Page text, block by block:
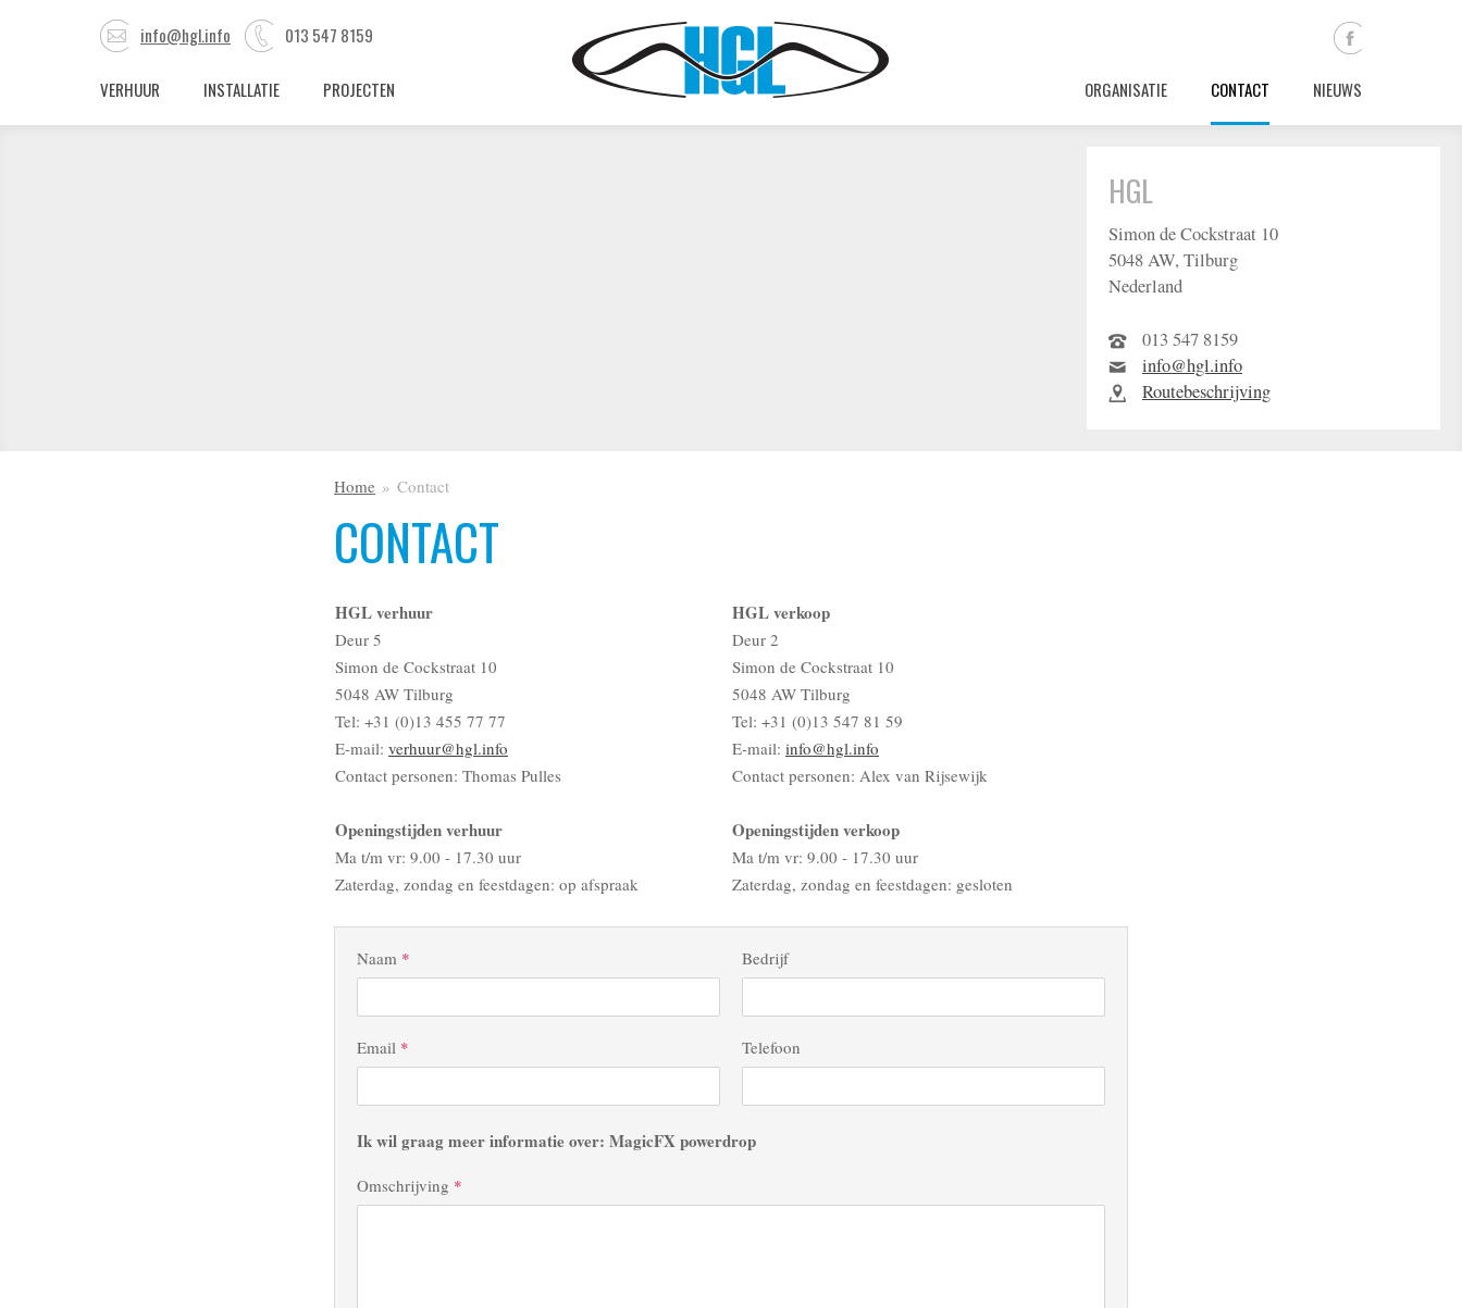
info@hgl.info 013 547 8159
VERHUUR INSTALLATIE PROJECTEN ORGANISATIE CONTACT NIEUWS
HGL
Simon de Cockstraat 10
5048 AW, Tilburg
Nederland
013 547 8159
info@hgl.info
Routebeschrijving
Home Contact
CONTACT
HGL verhuur
Deur 5
Simon de Cockstraat 10
5048 AW Tilburg
Tel: +31 (0)13 455 77 77
E-mail: verhuur@hgl.info
Contact personen: Thomas Pulles
Openingstijden verhuur
Ma t/m vr: 9.00 - 17.30 uur
Zaterdag, zondag en feestdagen: op afspraak
HGL verkoop
Deur 2
Simon de Cockstraat 10
5048 AW Tilburg
Tel: +31 (0)13 547 81 59
E-mail: info@hgl.info
Contact personen: Alex van Rijsewijk
Openingstijden verkoop
Ma t/m vr: 9.00 - 17.30 uur
Zaterdag, zondag en feestdagen: gesloten
Naam * Bedrijf
Email * Telefoon
Ik wil graag meer informatie over: MagicFX powerdrop
Omschrijving *